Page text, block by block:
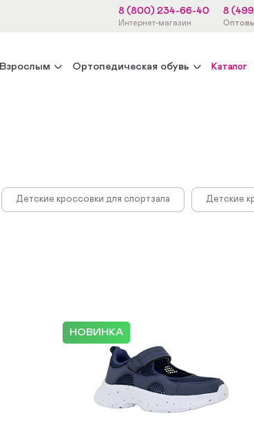
8 (800) 234-66-40
Интернет-магазин
8
Взрослым Ортопедическая обувь Каталог
Детские кроссовки для спортзала Детские
НОВИНКА